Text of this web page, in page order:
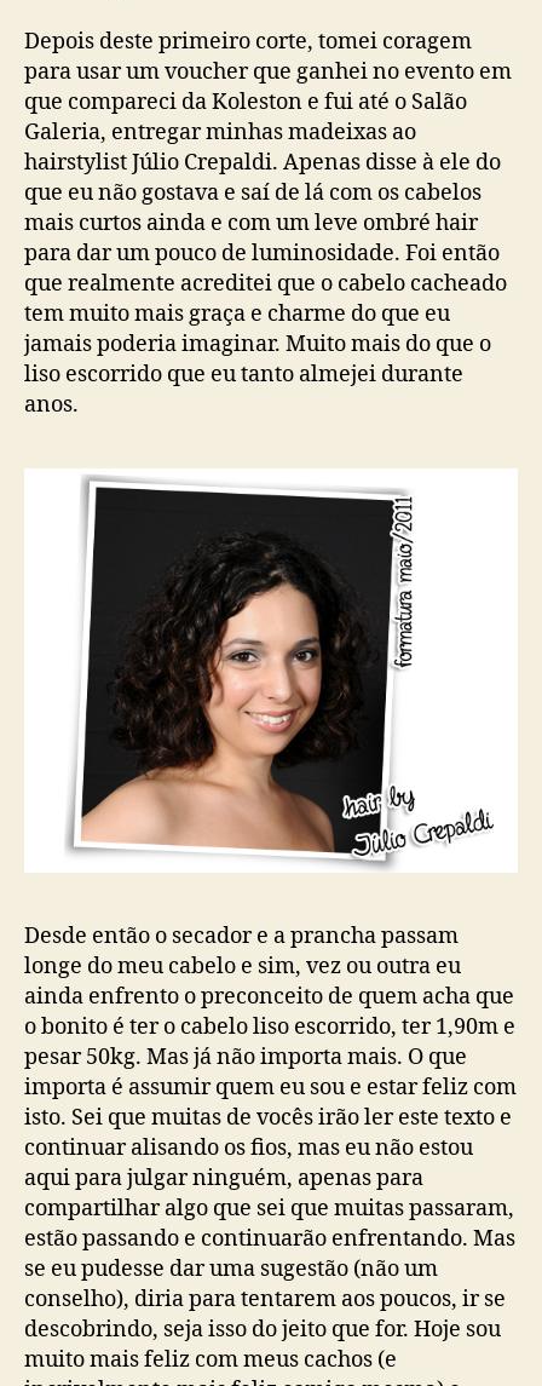
Depois deste primeiro corte, tomei coragem
para usar um voucher que ganhei no evento em
que compareci da Koleston e fui até o Salão
Galeria, entregar minhas madeixas ao
hairstylist Júlio Crepaldi. Apenas disse à ele do
que eu não gostava e saí de lá com os cabelos
mais curtos ainda e com um leve ombré hair
para dar um pouco de luminosidade. Foi então
que realmente acreditei que o cabelo cacheado
tem muito mais graça e charme do que eu
jamais poderia imaginar. Muito mais do que o
liso escorrido que eu tanto almejei durante
anos.
Desde então o secador e a prancha passam
longe do meu cabelo e sim, vez ou outra eu
ainda enfrento o preconceito de quem acha que
o bonito é ter o cabelo liso escorrido, ter 1,90m e
pesar 50kg. Mas já não importa mais. O que
importa é assumir quem eu sou e estar feliz com
isto. Sei que muitas de vocês irão ler este texto e
continuar alisando os fios, mas eu não estou
aqui para julgar ninguém, apenas para
compartilhar algo que sei que muitas passaram,
estão passando e continuarão enfrentando. Mas
se eu pudesse dar uma sugestão (não um
conselho), diria para tentarem aos poucos, ir se
descobrindo, seja isso do jeito que for. Hoje sou
muito mais feliz com meus cachos (e